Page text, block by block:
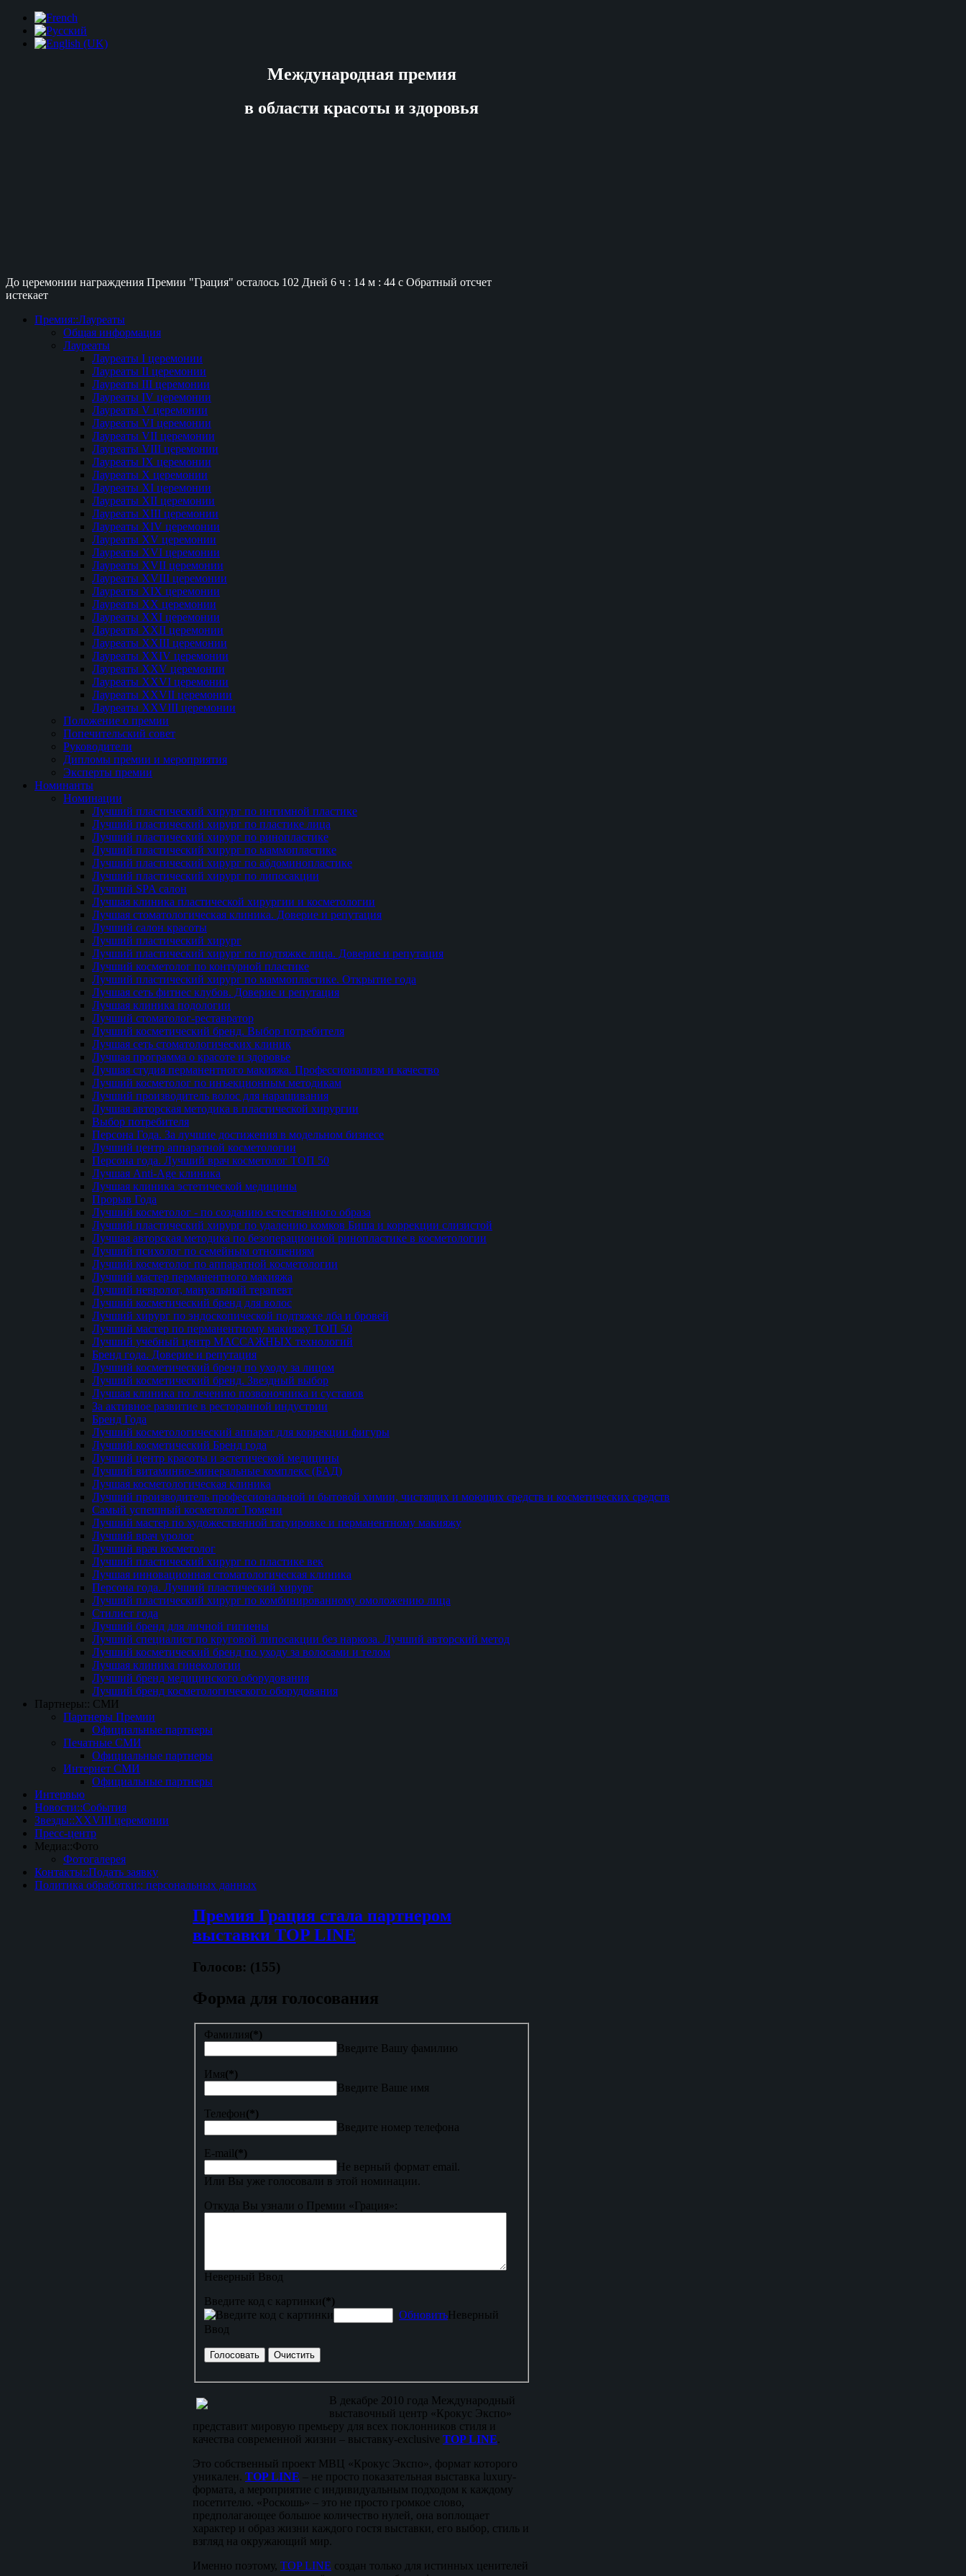
Международная премия
в области красоты и здоровья
До церемонии награждения Премии "Грация" осталось 102 Дней 6 ч : 14 м : 43 с Обратный отсчет
истекает
Премия::Лауреаты
Общая информация
Лауреаты
Лауреаты I церемонии
Лауреаты II церемонии
Лауреаты III церемонии
Лауреаты IV церемонии
Лауреаты V церемонии
Лауреаты VI церемонии
Лауреаты VII церемонии
Лауреаты VIII церемонии
Лауреаты IX церемонии
Лауреаты Х церемонии
Лауреаты XI церемонии
Лауреаты XII церемонии
Лауреаты XIII церемонии
Лауреаты XIV церемонии
Лауреаты XV церемонии
Лауреаты XVI церемонии
Лауреаты XVII церемонии
Лауреаты XVIII церемонии
Лауреаты XIX церемонии
Лауреаты XX церемонии
Лауреаты XXI церемонии
Лауреаты XXII церемонии
Лауреаты XXIII церемонии
Лауреаты XXIV церемонии
Лауреаты XXV церемонии
Лауреаты XXVI церемонии
Лауреаты XXVII церемонии
Лауреаты XXVIII церемонии
Положение о премии
Попечительский совет
Руководители
Дипломы премии и мероприятия
Эксперты премии
Номинанты
Номинации
Лучший пластический хирург по интимной пластике
Лучший пластический хирург по пластике лица
Лучший пластический хирург по ринопластике
Лучший пластический хирург по маммопластике
Лучший пластический хирург по абдоминопластике
Лучший пластический хирург по липосакции
Лучший SPA салон
Лучшая клиника пластической хирургии и косметологии
Лучшая стоматологическая клиника. Доверие и репутация
Лучший салон красоты
Лучший пластический хирург
Лучший пластический хирург по подтяжке лица. Доверие и репутация
Лучший косметолог по контурной пластике
Лучший пластический хирург по маммопластике. Открытие года
Лучшая сеть фитнес клубов. Доверие и репутация
Лучшая клиника подологии
Лучший стоматолог-реставратор
Лучший косметический бренд. Выбор потребителя
Лучшая сеть стоматологических клиник
Лучшая программа о красоте и здоровье
Лучшая студия перманентного макияжа. Профессионализм и качество
Лучший косметолог по инъекционным методикам
Лучший производитель волос для наращивания
Лучшая авторская методика в пластической хирургии
Выбор потребителя
Персона Года. За лучшие достижения в модельном бизнесе
Лучший центр аппаратной косметологии
Персона года. Лучший врач косметолог ТОП 50
Лучшая Anti-Age клиника
Лучшая клиника эстетической медицины
Прорыв Года
Лучший косметолог - по созданию естественного образа
Лучший пластический хирург по удалению комков Биша и коррекции слизистой
Лучшая авторская методика по безоперационной ринопластике в косметологии
Лучший психолог по семейным отношениям
Лучший косметолог по аппаратной косметологии
Лучший мастер перманентного макияжа
Лучший невролог, мануальный терапевт
Лучший косметический бренд для волос
Лучший хирург по эндоскопической подтяжке лба и бровей
Лучший мастер по перманентному макияжу ТОП 50
Лучший учебный центр МАССАЖНЫХ технологий
Бренд года. Доверие и репутация
Лучший косметический бренд по уходу за лицом
Лучший косметический бренд. Звездный выбор
Лучшая клиника по лечению позвоночника и суставов
За активное развитие в ресторанной индустрии
Бренд Года
Лучший косметологический аппарат для коррекции фигуры
Лучший косметический Бренд года
Лучший центр красоты и эстетической медицины
Лучший витаминно-минеральные комплекс (БАД)
Лучшая косметологическая клиника
Лучший производитель профессиональной и бытовой химии, чистящих и моющих средств и косметических средств
Самый успешный косметолог Тюмени
Лучший мастер по художественной татуировке и перманентному макияжу
Лучший врач уролог
Лучший врач косметолог
Лучший пластический хирург по пластике век
Лучшая инновационная стоматологическая клиника
Персона года. Лучший пластический хирург
Лучший пластический хирург по комбинированному омоложению лица
Стилист года
Лучший бренд для личной гигиены
Лучший специалист по круговой липосакции без наркоза. Лучший авторский метод
Лучший косметический бренд по уходу за волосами и телом
Лучшая клиника гинекологии
Лучший бренд медицинского оборудования
Лучший бренд косметологического оборудования
Партнеры:: СМИ
Партнеры Премии
Официальные партнеры
Печатные СМИ
Официальные партнеры
Интернет СМИ
Официальные партнеры
Интервью
Новости::События
Звезды::XXVIII церемонии
Пресс-центр
Медиа::Фото
Фотогалерея
Контакты::Подать заявку
Политика обработки:: персональных данных
Премия Грация стала партнером
выставки TOP LINE
Голосов: (155)
Форма для голосования
Фамилия(*)
Введите Вашу фамилию
Имя(*)
Введите Ваше имя
Телефон(*)
Введите номер телефона
E-mail(*)
Не верный формат email.
Или Вы уже голосовали в этой номинации.
Откуда Вы узнали о Премии «Грация»:
Неверный Ввод
Введите код с картинки(*)
ОбновитьНеверный
Ввод
В декабре 2010 года Международный
выставочный центр «Крокус Экспо»
представит мировую премьеру для всех поклонников стиля и
качества современной жизни – выставку-exclusive TOP LINE.
Это собственный проект МВЦ «Крокус Экспо», формат которого
уникален. TOP LINE – не просто показательная выставка luxury-
формата, а мероприятие с индивидуальным подходом к каждому
посетителю. «Роскошь» – это не просто громкое слово,
предполагающее большое количество нулей, она воплощает
характер и образ жизни каждого гостя выставки, его выбор, стиль и
взгляд на окружающий мир.
Именно поэтому, TOP LINE создан только для истинных ценителей